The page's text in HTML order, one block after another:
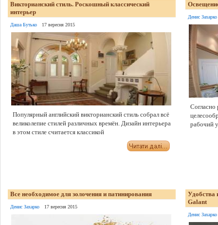
Викторианский стиль. Роскошный классический
интерьер
Даша Бутько 17 вересня 2015
Популярный английский викторианский стиль собрал всё
великолепие стилей различных времён. Дизайн интерьера
в этом стиле считается классикой
Денис Захарко
Согласно
рабочий
Все необходимое для золочения и патинирования
Денис Захарко 17 вересня 2015
Удобства
Galant
Денис Захарко